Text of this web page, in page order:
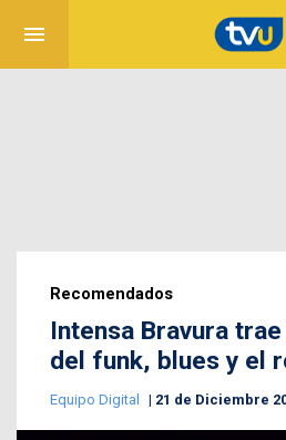
menu
Recomendados
Intensa Bravura
del funk, blues y el
Equipo Digital 21 de Diciembre